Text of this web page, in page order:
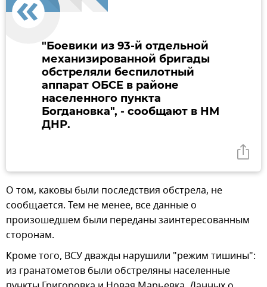
"Боевики из 93-й отдельной
механизированной бригады
обстреляли беспилотный
аппарат ОБСЕ в районе
населенного пункта
Богдановка", - сообщают в НМ
ДНР.
О том, каковы были последствия обстрела, не
сообщается. Тем не менее, все данные о
произошедшем были переданы заинтересованным
сторонам.
Кроме того, ВСУ дважды нарушили "режим тишины":
из гранатометов были обстреляны населенные